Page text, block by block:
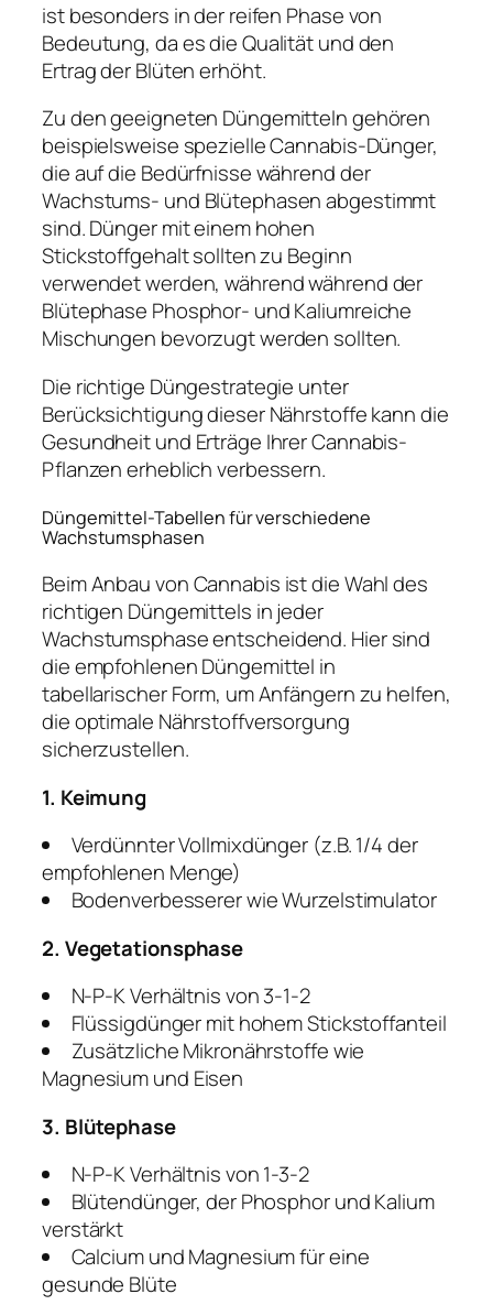
ist besonders in der reifen Phase von
Bedeutung, da es die Qualität und den
Ertrag der Blüten erhöht.
Zu den geeigneten Düngemitteln gehören
beispielsweise spezielle Cannabis-Dünger,
die auf die Bedürfnisse während der
Wachstums- und Blütephasen abgestimmt
sind. Dünger mit einem hohen
Stickstoffgehalt sollten zu Beginn
verwendet werden, während während der
Blütephase Phosphor- und Kaliumreiche
Mischungen bevorzugt werden sollten.
Die richtige Düngestrategie unter
Berücksichtigung dieser Nährstoffe kann die
Gesundheit und Erträge Ihrer Cannabis-
Pflanzen erheblich verbessern.
Düngemittel-Tabellen für verschiedene
Wachstumsphasen
Beim Anbau von Cannabis ist die Wahl des
richtigen Düngemittels in jeder
Wachstumsphase entscheidend. Hier sind
die empfohlenen Düngemittel in
tabellarischer Form, um Anfängern zu helfen,
die optimale Nährstoffversorgung
sicherzustellen.
1. Keimung
Verdünnter Vollmixdünger (z.B. 1/4 der
empfohlenen Menge)
Bodenverbesserer wie Wurzelstimulator
2. Vegetationsphase
N-P-K Verhältnis von 3-1-2
Flüssigdünger mit hohem Stickstoffanteil
Zusätzliche Mikronährstoffe wie
Magnesium und Eisen
3. Blütephase
N-P-K Verhältnis von 1-3-2
Blütendünger, der Phosphor und Kalium
verstärkt
Calcium und Magnesium für eine
gesunde Blüte